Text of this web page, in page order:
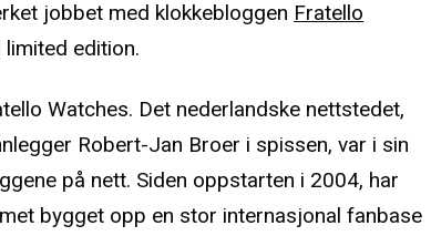
jobbet med klokkebloggen Fratello
limited edition.
Watches. Det nederlandske nettstedet,
Robert-Jan Broer i spissen, var i sin
på nett. Siden oppstarten i 2004, har
bygget opp en stor internasjonal fanbase